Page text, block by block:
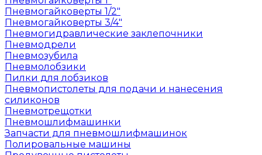
Пневмогайковерты 1/2"
Пневмогайковерты 3/4"
Пневмогидравлические заклепочники
Пневмодрели
Пневмозубила
Пневмолобзики
Пилки для лобзиков
Пневмопистолеты для подачи и нанесения
силиконов
Пневмотрещотки
Пневмошлифмашинки
Запчасти для пневмошлифмашинок
Полировальные машины